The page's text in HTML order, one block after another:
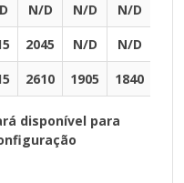
N/D N/D N/D
2045 N/D N/D
2610 1905 1840
disponível para